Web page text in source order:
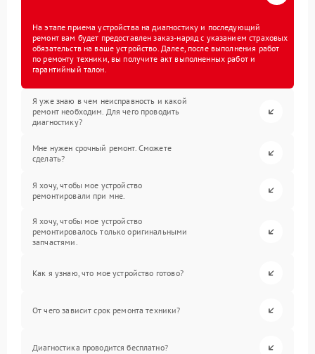
На этапе приема устройства на диагностику и последующий
ремонт вам будет предоставлен заказ-наряд с указанием страховых
обязательств на ваше устройство. Далее, после выполнения работ
по ремонту техники, вы получите акт выполненных работ и
гарантийный талон.
Я уже знаю в чем неисправность и какой
ремонт необходим. Для чего проводить
диагностику?
Мне нужен срочный ремонт. Сможете
сделать?
Я хочу, чтобы мое устройство
ремонтировали при мне.
Я хочу, чтобы мое устройство
ремонтировалось только оригинальными
запчастями.
Как я узнаю, что мое устройство готово?
От чего зависит срок ремонта техники?
Диагностика проводится бесплатно?